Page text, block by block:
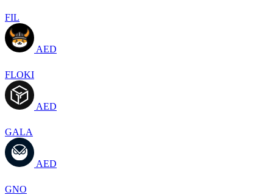
FIL
AED
FLOKI
AED
GALA
AED
GNO